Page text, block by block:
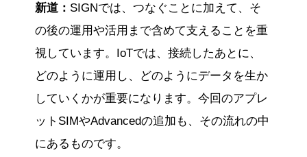
新道： SIGNでは、つなぐことに加えて、そ
の後の運用や活用まで含めて支えることを重
視しています。IoTでは、接続したあとに、
どのように運用し、どのようにデータを生か
していくかが重要になります。今回のアプレ
ットSIMやAdvancedの追加も、その流れの中
にあるものです。